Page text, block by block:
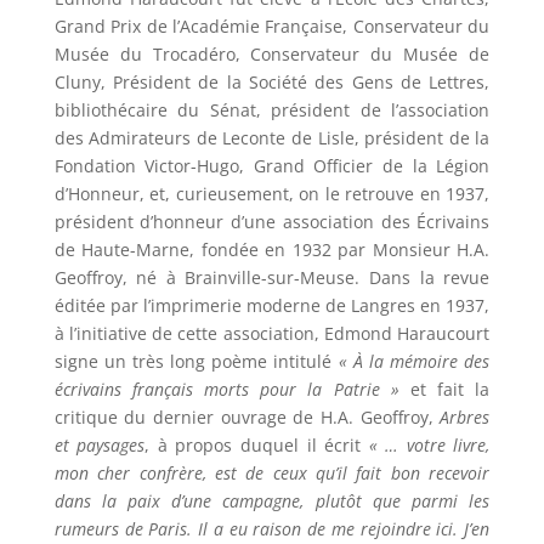
Grand Prix de l’Académie Française, Conservateur du
Musée du Trocadéro, Conservateur du Musée de
Cluny, Président de la Société des Gens de Lettres,
bibliothécaire du Sénat, président de l’association
des Admirateurs de Leconte de Lisle, président de la
Fondation Victor-Hugo, Grand Officier de la Légion
d’Honneur, et, curieusement, on le retrouve en 1937,
président d’honneur d’une association des Écrivains
de Haute-Marne, fondée en 1932 par Monsieur H.A.
Geoffroy, né à Brainville-sur-Meuse. Dans la revue
éditée par l’imprimerie moderne de Langres en 1937,
à l’initiative de cette association, Edmond Haraucourt
signe un très long poème intitulé « À la mémoire des
écrivains français morts pour la Patrie » et fait la
critique du dernier ouvrage de H.A. Geoffroy,Arbres
et paysages, à propos duquel il écrit « … votre livre,
mon cher confrère, est de ceux qu’il fait bon recevoir
dans la paix d’une campagne, plutôt que parmi les
rumeurs de Paris. Il a eu raison de me rejoindre ici. J’en